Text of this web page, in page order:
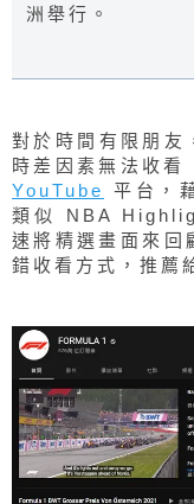
洲舉行。
對於時間有限朋友
時差因素無法收
YouTube
平台，
類似 NBA
速將精選畫面來回
錯收看方式，推薦